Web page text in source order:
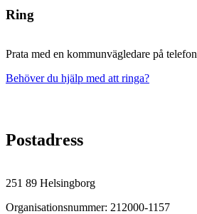
Ring
Prata med en kommunvägledare på telefon
Behöver du hjälp med att ringa?
Postadress
251 89 Helsingborg
Organisationsnummer: 212000-1157